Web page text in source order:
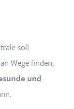
soll
Wege finden,
und